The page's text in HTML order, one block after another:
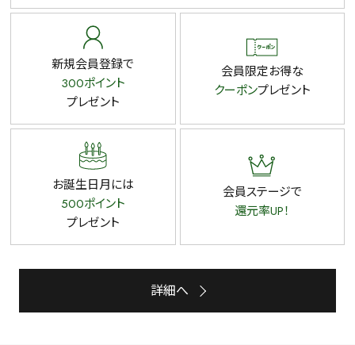
新規会員登録で
300ポイント
プレゼント
会員限定お得な
クーポンプレゼント
お誕生日月には
500ポイント
プレゼント
会員ステージで
還元率UP！
詳細へ